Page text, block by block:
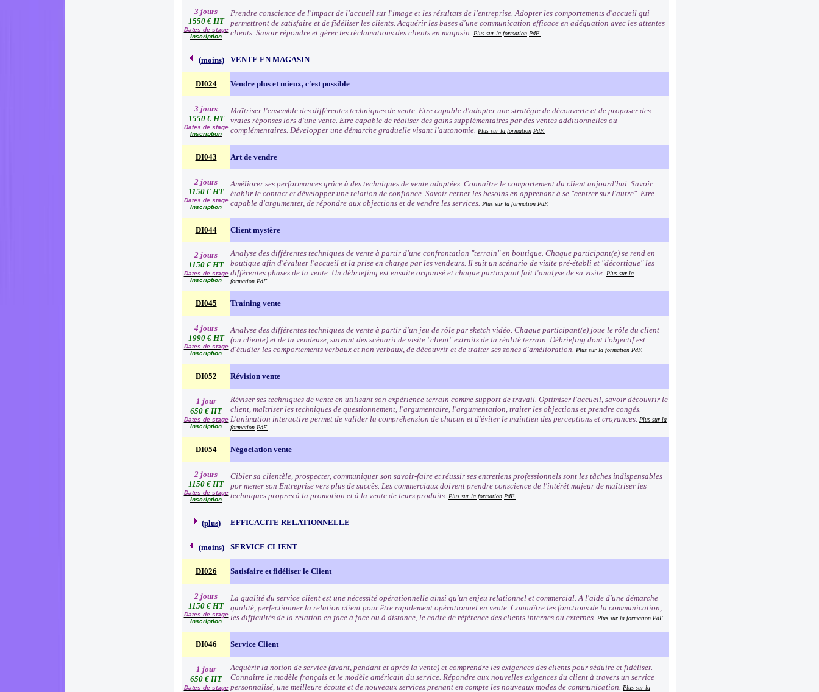
3 jours
1550 € HT
Dates de stage
Inscription
Prendre conscience de l'impact de l'accueil sur l'image et les résultats de l'entreprise. Adopter les comportements d'accueil qui
permettront de satisfaire et de fidéliser les clients. Acquérir les bases d'une communication efficace en adéquation avec les attentes
clients. Savoir répondre et gérer les réclamations des clients en magasin. Plus sur la formation PdF.
(moins) VENTE EN MAGASIN
DI024 Vendre plus et mieux, c'est possible
3 jours
1550 € HT
Dates de stage
Inscription
Maîtriser l'ensemble des différentes techniques de vente. Etre capable d'adopter une stratégie de découverte et de proposer des
vraies réponses lors d'une vente. Etre capable de réaliser des gains supplémentaires par des ventes additionnelles ou
complémentaires. Développer une démarche graduelle visant l'autonomie. Plus sur la formation PdF.
DI043 Art de vendre
2 jours
1150 € HT
Dates de stage
Inscription
Améliorer ses performances grâce à des techniques de vente adaptées. Connaître le comportement du client aujourd'hui. Savoir
établir le contact et développer une relation de confiance. Savoir cerner les besoins en apprenant à se "centrer sur l'autre". Etre
capable d'argumenter, de répondre aux objections et de vendre les services. Plus sur la formation PdF.
DI044 Client mystère
2 jours
1150 € HT
Dates de stage
Inscription
Analyse des différentes techniques de vente à partir d'une confrontation "terrain" en boutique. Chaque participant(e) se rend en
boutique afin d'évaluer l'accueil et la prise en charge par les vendeurs. Il suit un scénario de visite pré-établi et "décortique" les
différentes phases de la vente. Un débriefing est ensuite organisé et chaque participant fait l'analyse de sa visite. Plus sur la
formation PdF.
DI045 Training vente
4 jours
1990 € HT
Dates de stage
Inscription
Analyse des différentes techniques de vente à partir d'un jeu de rôle par sketch vidéo. Chaque participant(e) joue le rôle du client
(ou cliente) et de la vendeuse, suivant des scénarii de visite "client" extraits de la réalité terrain. Débriefing dont l'objectif est
d'étudier les comportements verbaux et non verbaux, de découvrir et de traiter ses zones d'amélioration. Plus sur la formation PdF.
DI052 Révision vente
1 jour
650 € HT
Dates de stage
Inscription
Réviser ses techniques de vente en utilisant son expérience terrain comme support de travail. Optimiser l'accueil, savoir découvrir le
client, maîtriser les techniques de questionnement, l'argumentaire, l'argumentation, traiter les objections et prendre congés.
L'animation interactive permet de valider la compréhension de chacun et d'éviter le maintien des perceptions et croyances. Plus sur la
formation PdF.
DI054 Négociation vente
2 jours
1150 € HT
Dates de stage
Inscription
Cibler sa clientèle, prospecter, communiquer son savoir-faire et réussir ses entretiens professionnels sont les tâches indispensables
por mener son Entreprise vers plus de succès. Les commerciaux doivent prendre conscience de l'intérêt majeur de maîtriser les
techniques propres à la promotion et à la vente de leurs produits. Plus sur la formation PdF.
(plus) EFFICACITE RELATIONNELLE
(moins) SERVICE CLIENT
DI026 Satisfaire et fidéliser le Client
2 jours
1150 € HT
Dates de stage
Inscription
La qualité du service client est une nécessité opérationnelle ainsi qu'un enjeu relationnel et commercial. A l'aide d'une démarche
qualité, perfectionner la relation client pour être rapidement opérationnel en vente. Connaître les fonctions de la communication,
les difficultés de la relation en face à face ou à distance, le cadre de référence des clients internes ou externes. Plus sur la formation PdF.
DI046 Service Client
1 jour
650 € HT
Dates de stage
Acquérir la notion de service (avant, pendant et après la vente) et comprendre les exigences des clients pour séduire et fidéliser.
Connaître le modèle français et le modèle américain du service. Répondre aux nouvelles exigences du client à travers un service
personnalisé, une meilleure écoute et de nouveaux services prenant en compte les nouveaux modes de communication. Plus sur la